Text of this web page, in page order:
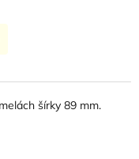
šírky 89 mm.